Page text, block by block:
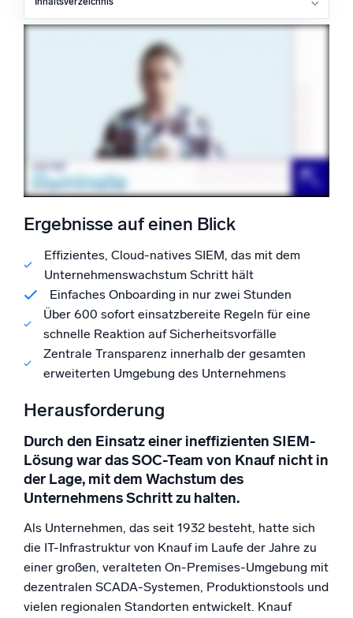
Ergebnisse auf einen Blick
Ergebnisse auf einen Blick
Effizientes, Cloud-natives SIEM, das mit dem
Unternehmenswachstum Schritt hält
Einfaches Onboarding in nur zwei Stunden
Über 600 sofort einsatzbereite Regeln für eine
schnelle Reaktion auf Sicherheitsvorfälle
Zentrale Transparenz innerhalb der gesamten
erweiterten Umgebung des Unternehmens
Herausforderung
Durch den Einsatz einer ineffizienten SIEM-
Lösung war das SOC-Team von Knauf nicht in
der Lage, mit dem Wachstum des
Unternehmens Schritt zu halten.
Als Unternehmen, das seit 1932 besteht, hatte sich
die IT-Infrastruktur von Knauf im Laufe der Jahre zu
einer großen, veralteten On-Premises-Umgebung mit
dezentralen SCADA-Systemen, Produktionstools und
vielen regionalen Standorten entwickelt. Knauf